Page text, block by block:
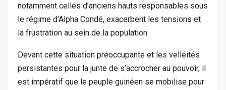
notamment celles d’anciens hauts responsables sous
le régime d’Alpha Condé, exacerbent les tensions et
la frustration au sein de la population.
Devant cette situation préoccupante et les velléités
persistantes pour la junte de s’accrocher au pouvoir, il
est impératif que le peuple guinéen se mobilise pour